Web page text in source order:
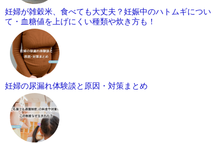
妊婦が雑穀米、食べても大丈夫？妊娠中のハトムギについ
て・血糖値を上げにくい種類や炊き方も！
妊婦の尿漏れ体験談と原因・対策まとめ